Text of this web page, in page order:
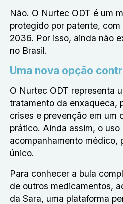
Não. O Nurtec ODT é um
protegido por patente,
2036. Por isso, ainda não
no Brasil.
Uma nova opção
O Nurtec ODT representa
tratamento da enxaqueca,
crises e prevenção em um
prático. Ainda assim, o
acompanhamento médico,
único.
Para conhecer a bula
de outros medicamentos,
da Sara, uma plataforma